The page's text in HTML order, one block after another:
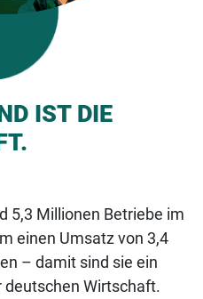
IST DIE
5,3 Millionen Betriebe im
einen Umsatz von 3,4
– damit sind sie ein
Wirtschaft.